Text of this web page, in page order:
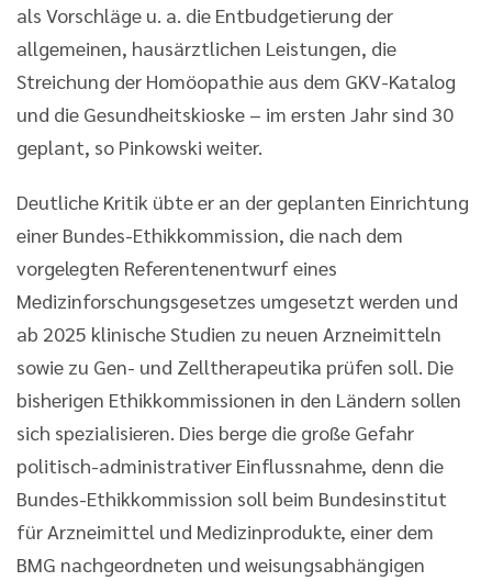
als Vorschläge u. a. die Entbudgetierung der
allgemeinen, hausärztlichen Leistungen, die
Streichung der Homöopathie aus dem GKV-Katalog
und die Gesundheitskioske – im ersten Jahr sind 30
geplant, so Pinkowski weiter.
Deutliche Kritik übte er an der geplanten Einrichtung
einer Bundes-Ethikkommission, die nach dem
vorgelegten Referentenentwurf eines
Medizinforschungsgesetzes umgesetzt werden und
ab 2025 klinische Studien zu neuen Arzneimitteln
sowie zu Gen- und Zelltherapeutika prüfen soll. Die
bisherigen Ethikkommissionen in den Ländern sollen
sich spezialisieren. Dies berge die große Gefahr
politisch-administrativer Einflussnahme, denn die
Bundes-Ethikkommission soll beim Bundesinstitut
für Arzneimittel und Medizinprodukte, einer dem
BMG nachgeordneten und weisungsabhängigen